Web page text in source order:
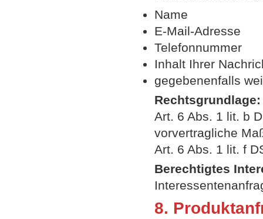
Name
E-Mail-Adresse
Telefonnummer
Inhalt Ihrer
gegebenenfalls
Rechtsgrundlage:
Art. 6 Abs. 1 lit. b
vorvertragliche
Art. 6 Abs. 1 lit. f
Berechtigtes
8.